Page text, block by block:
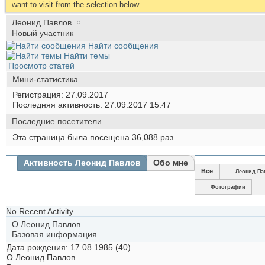
want to visit from the selection below.
Леонид Павлов
Новый участник
Найти сообщения
Найти темы
Просмотр статей
Мини-статистика
Регистрация 27.09.2017
Последняя активность 27.09.2017 15:47
Последние посетители
Эта страница была посещена 36,088 раз
Активность Леонид Павлов Обо мне
Все Леонид
Фотографии
No Recent Activity
О Леонид Павлов
Базовая информация
Дата рождения
17.08.1985 (40)
О Леонид Павлов